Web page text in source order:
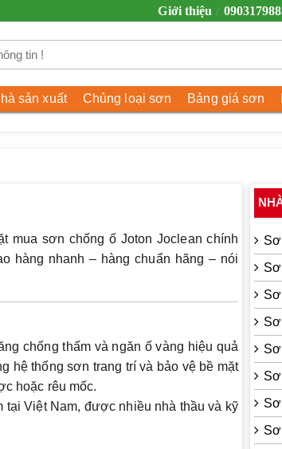
Giới thiệu
sản xuất Chủng loại sơn Bảng giá sơn
mua sơn chống ố Joton Joclean chính
hàng nhanh – hàng chuẩn hãng – nói
chống thấm và ngăn ố vàng hiệu quả
hệ thống sơn trang trí và bảo vệ bề mặt
hoặc rêu mốc.
tại Việt Nam, được nhiều nhà thầu và kỹ